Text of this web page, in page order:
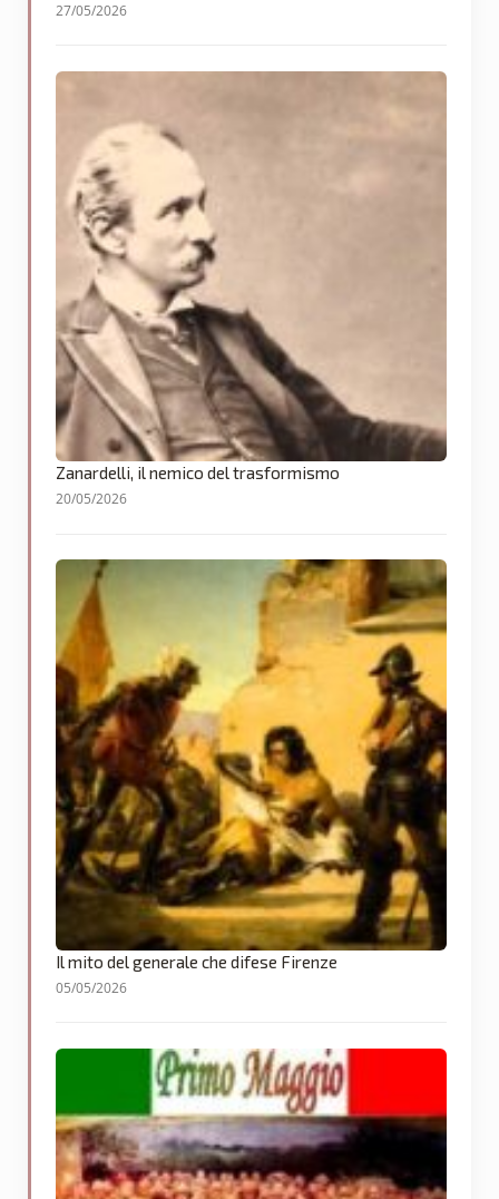
27/05/2026
Zanardelli, il nemico del trasformismo
20/05/2026
Il mito del generale che difese Firenze
05/05/2026